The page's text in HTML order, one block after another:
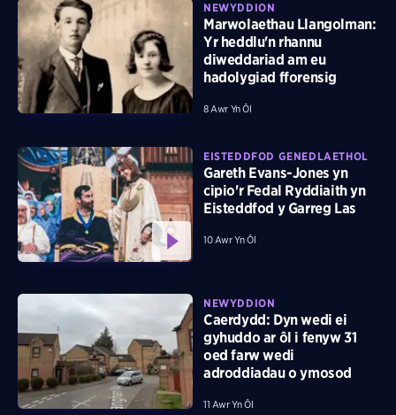
NEWYDDION
Marwolaethau Llangolman:
Yr heddlu'n rhannu
diweddariad am eu
hadolygiad fforensig
8 Awr Yn Ôl
EISTEDDFOD GENEDLAETHOL
Gareth Evans-Jones yn
cipio'r Fedal Ryddiaith yn
Eisteddfod y Garreg Las
10 Awr Yn Ôl
NEWYDDION
Caerdydd: Dyn wedi ei
gyhuddo ar ôl i fenyw 31
oed farw wedi
adroddiadau o ymosod
11 Awr Yn Ôl